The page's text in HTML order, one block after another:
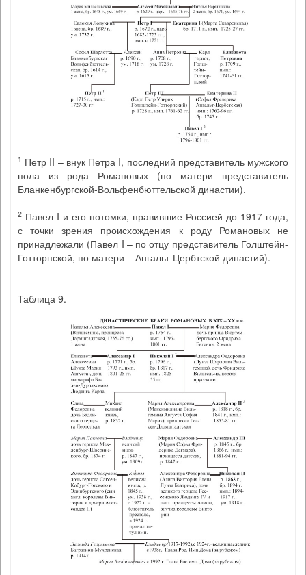
1 Петр II – внук Петра I, последний представитель мужского
пола из рода Романовых (по матери представитель
Бланкенбургской-Вольфенбюттельской династии).
2 Павел I и его потомки, правившие Россией до 1917 года,
с точки зрения происхождения к роду Романовых не
принадлежали (Павел I – по отцу представитель Голштейн-
Готторпской, по матери – Ангальт-Цербтской династий).
Таблица 9.